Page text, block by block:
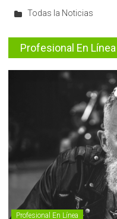
Todas la Noticias
Profesional En Línea
Profesional En Línea